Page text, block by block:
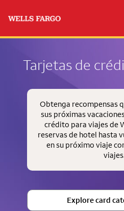
Tarjetas de
Obtenga recompensas
sus próximas
crédito para viajes de
reservas de hotel hasta
en su próximo viaje
Explore card